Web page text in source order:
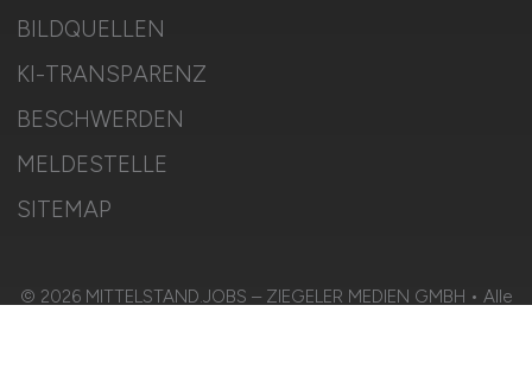
BILDQUELLEN
KI-TRANSPARENZ
BESCHWERDEN
MELDESTELLE
SITEMAP
© 2026 MITTELSTAND.JOBS – ZIEGELER MEDIEN GMBH • Alle